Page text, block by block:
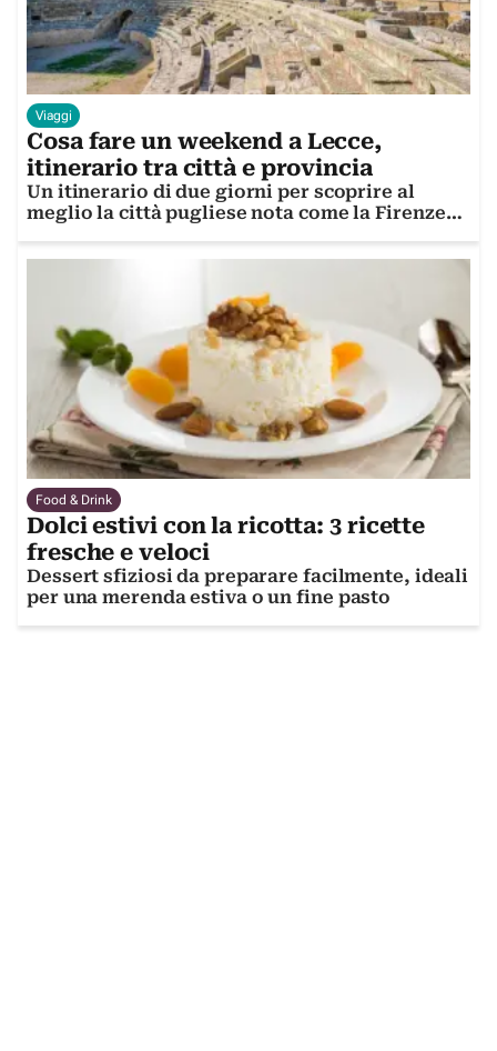
Viaggi
Cosa fare un weekend a Lecce,
itinerario tra città e provincia
Un itinerario di due giorni per scoprire al
meglio la città pugliese nota come la Firenze
Food & Drink
Dolci estivi con la ricotta: 3 ricette
fresche e veloci
Dessert sfiziosi da preparare facilmente, ideali
per una merenda estiva o un fine pasto